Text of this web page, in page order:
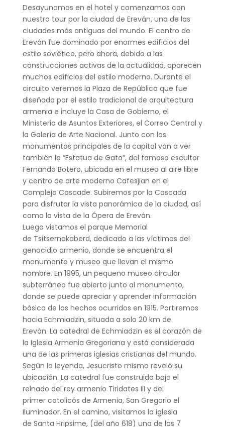
Desayunamos en el hotel y comenzamos con
nuestro tour por la ciudad de Ereván, una de las
ciudades más antiguas del mundo. El centro de
Ereván fue dominado por enormes edificios del
estilo soviético, pero ahora, debido a las
construcciones activas de la actualidad, aparecen
muchos edificios del estilo moderno. Durante el
circuito veremos la Plaza de República que fue
diseñada por el estilo tradicional de arquitectura
armenia e incluye la Casa de Gobierno, el
Ministerio de Asuntos Exteriores, el Correo Central y
la Galería de Arte Nacional. Junto con los
monumentos principales de la capital van a ver
también la “Estatua de Gato”, del famoso escultor
Fernando Botero, ubicada en el museo al aire libre
y centro de arte moderno Cafesjian en el
Complejo Cascade. Subiremos por la Cascada
para disfrutar la vista panorámica de la ciudad, así
como la vista de la Ópera de Ereván.
Luego vistamos el parque Memorial
de Tsitsernakaberd, dedicado a las víctimas del
genocidio armenio, donde se encuentra el
monumento y museo que llevan el mismo
nombre. En 1995, un pequeño museo circular
subterráneo fue abierto junto al monumento,
donde se puede apreciar y aprender información
básica de los hechos ocurridos en 1915. Partiremos
hacia Echmiadzin, situada a solo 20 km de
Ereván. La catedral de Echmiadzin es el corazón de
la Iglesia Armenia Gregoriana y está considerada
una de las primeras iglesias cristianas del mundo.
Según la leyenda, Jesucristo mismo reveló su
ubicación. La catedral fue construida bajo el
reinado del rey armenio Tiridates III y del
primer catolicós de Armenia, San Gregorio el
Iluminador. En el camino, visitamos la iglesia
de Santa Hripsime, (del año 618) una de las 7